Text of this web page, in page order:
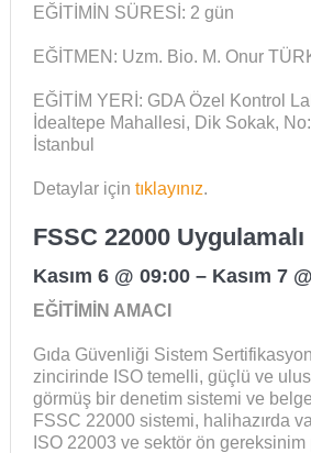
EĞİTİMİN SÜRESİ: 2 gün
EĞİTMEN: Uzm. Bio. M. Onur
EĞİTİM YERİ: GDA Özel Kontrol
İdealtepe Mahallesi, Dik Sokak,
İstanbul
Detaylar için tıklayınız.
FSSC 22000
Kasım 6 @ 09:00– Kasım 7
EĞİTİMİN AMACI
Gıda Güvenliği Sistem
zincirinde ISO temelli, güçlü ve
görmüş bir denetim sistemi ve
FSSC 22000 sistemi, halihazırda
ISO 22003 ve sektör ön gereksinim